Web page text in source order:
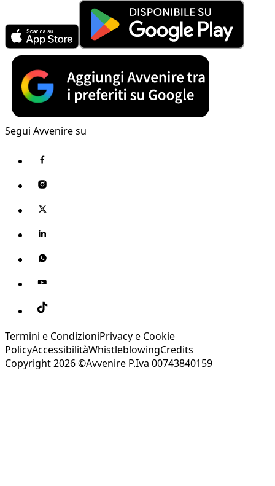
Segui Avvenire su
Termini e CondizioniPrivacy e Cookie
PolicyAccessibilitàWhistleblowingCredits
Copyright 2026 ©Avvenire P.Iva 00743840159